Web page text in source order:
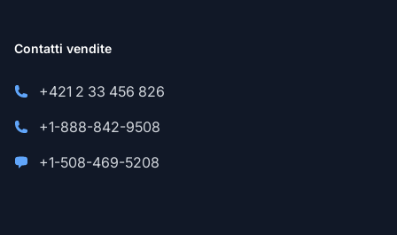
Contatti vendite
+421 2 33 456 826
+1-888-842-9508
+1-508-469-5208